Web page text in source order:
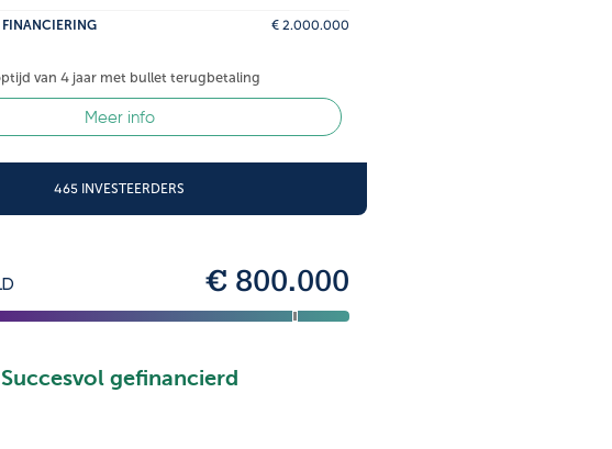
€ 2.000.000
van 4 jaar met bullet terugbetaling
Meer info
465 INVESTEERDERS
€ 800.000
Succesvol gefinancierd